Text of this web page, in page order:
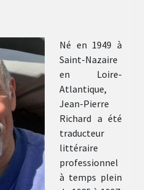
Né en 1949 à
Saint-Nazaire
en Loire-
Atlantique,
Jean-Pierre
Richard a été
traducteur
littéraire
professionnel
à temps plein